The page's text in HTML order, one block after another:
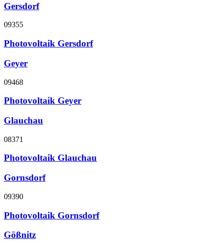
Gersdorf
09355
Photovoltaik Gersdorf
Geyer
09468
Photovoltaik Geyer
Glauchau
08371
Photovoltaik Glauchau
Gornsdorf
09390
Photovoltaik Gornsdorf
Gößnitz